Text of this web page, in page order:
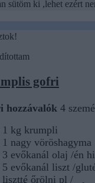
sütöm ki ,lehet ezért
gofri
hozzávalók 4
1 kg krumpli
1 nagy vöröshagyma
3 evőkanál olaj /én
5 evőkanál liszt /
lisztté őrölni pl /